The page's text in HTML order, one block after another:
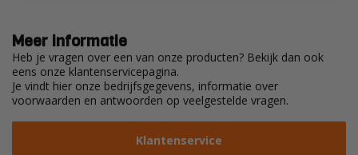
Meer informatie
Heb je vragen over een van onze producten? Bekijk dan ook
eens onze klantenservicepagina.
Je vindt hier onze bedrijfsgegevens, informatie over
voorwaarden en antwoorden op veelgestelde vragen.
Klantenservice